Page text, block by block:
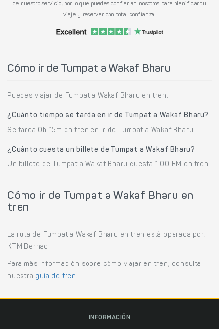
de nuestro servicio, por lo que puedes confiar en nosotros para planificar tu
viaje y reservar con total confianza.
Cómo ir de Tumpat a Wakaf Bharu
Puedes viajar de Tumpat a Wakaf Bharu en tren.
¿Cuánto tiempo se tarda en ir de Tumpat a Wakaf Bharu?
Se tarda 0h 15m en tren en ir de Tumpat a Wakaf Bharu.
¿Cuánto cuesta un billete de Tumpat a Wakaf Bharu?
Un billete de Tumpat a Wakaf Bharu cuesta 1.00 RM en tren.
Cómo ir de Tumpat a Wakaf Bharu en
tren
La ruta de Tumpat a Wakaf Bharu en tren está operada por:
KTM Berhad.
Para más información sobre cómo viajar en tren, consulta
nuestra guía de tren .
INFORMACIÓN